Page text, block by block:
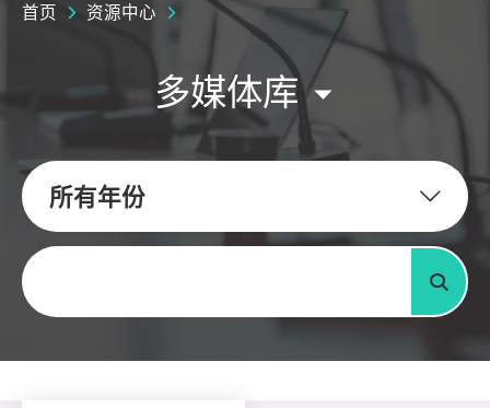
首页 资源中心
多媒体库
所有年份
关键字
搜寻